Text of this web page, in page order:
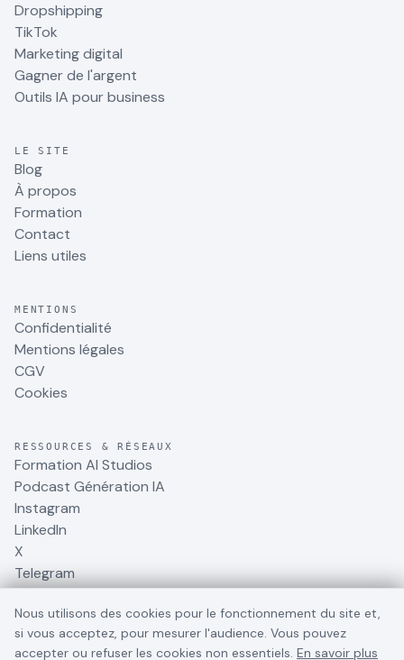
Dropshipping
TikTok
Marketing digital
Gagner de l'argent
Outils IA pour business
LE SITE
Blog
À propos
Formation
Contact
Liens utiles
MENTIONS
Confidentialité
Mentions légales
CGV
Cookies
RESSOURCES & RÉSEAUX
Formation AI Studios
Podcast Génération IA
Instagram
LinkedIn
X
Telegram
Nous utilisons des cookies pour le fonctionnement du site et,
si vous acceptez, pour mesurer l'audience. Vous pouvez
accepter ou refuser les cookies non essentiels. En savoir plus